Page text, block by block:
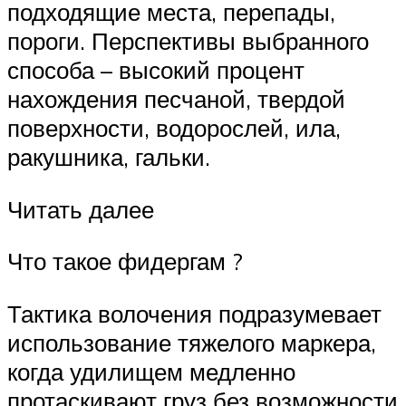
подходящие места, перепады,
пороги. Перспективы выбранного
способа – высокий процент
нахождения песчаной, твердой
поверхности, водорослей, ила,
ракушника, гальки.
Читать далее
Что такое фидергам ?
Тактика волочения подразумевает
использование тяжелого маркера,
когда удилищем медленно